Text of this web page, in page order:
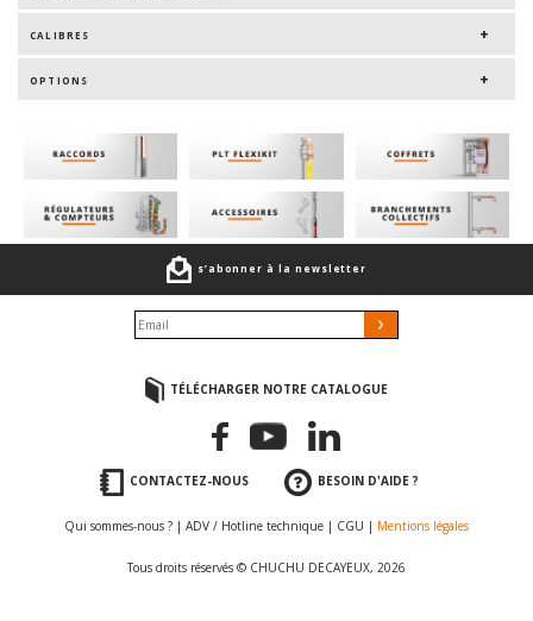
CALIBRES
OPTIONS
s’abonner à la newsletter
TÉLÉCHARGER NOTRE CATALOGUE
CONTACTEZ-NOUS BESOIN D'AIDE ?
Qui sommes-nous ? | ADV / Hotline technique | CGU | Mentions légales
Tous droits réservés © CHUCHU DECAYEUX, 2026